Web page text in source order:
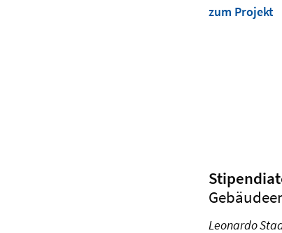
zum Projekt
Leonardo